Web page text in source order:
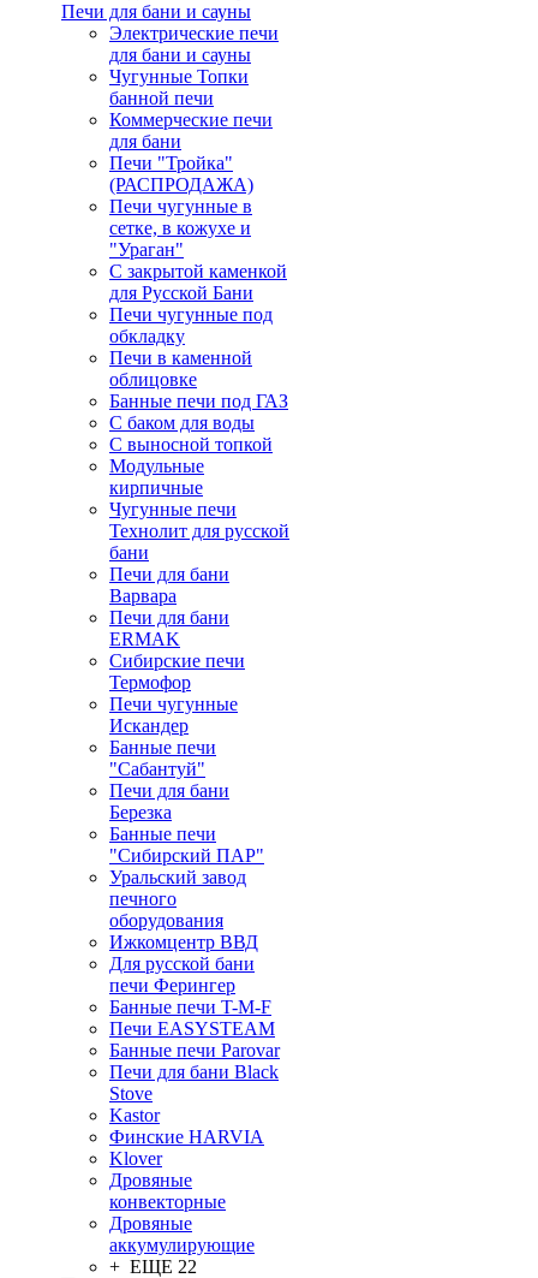
Печи для бани и сауны
Электрические печи
для бани и сауны
Чугунные Топки
банной печи
Коммерческие печи
для бани
Печи "Тройка"
(РАСПРОДАЖА)
Печи чугунные в
сетке, в кожухе и
"Ураган"
С закрытой каменкой
для Русской Бани
Печи чугунные под
обкладку
Печи в каменной
облицовке
Банные печи под ГАЗ
С баком для воды
С выносной топкой
Модульные
кирпичные
Чугунные печи
Технолит для русской
бани
Печи для бани
Варвара
Печи для бани
ERMAK
Сибирские печи
Термофор
Печи чугунные
Искандер
Банные печи
"Сабантуй"
Печи для бани
Березка
Банные печи
"Сибирский ПАР"
Уральский завод
печного
оборудования
Ижкомцентр ВВД
Для русской бани
печи Ферингер
Банные печи T-M-F
Печи EASYSTEAM
Банные печи Parovar
Печи для бани Black
Stove
Kastor
Финские HARVIA
Klover
Дровяные
конвекторные
Дровяные
аккумулирующие
+ ЕЩЕ 22